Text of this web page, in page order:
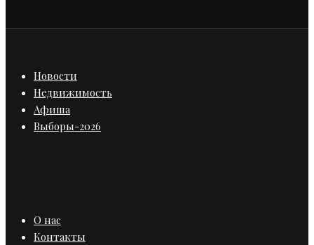
Новости
Недвижимость
Афиша
Выборы-2026
О нас
Контакты